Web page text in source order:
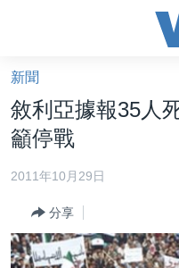
礙
鏈
接
跳
轉
容
跳
美國大選2024
美中關係
海外港人
新聞
敘利亞據報35人
籲停戰
2011年10月29日
分享